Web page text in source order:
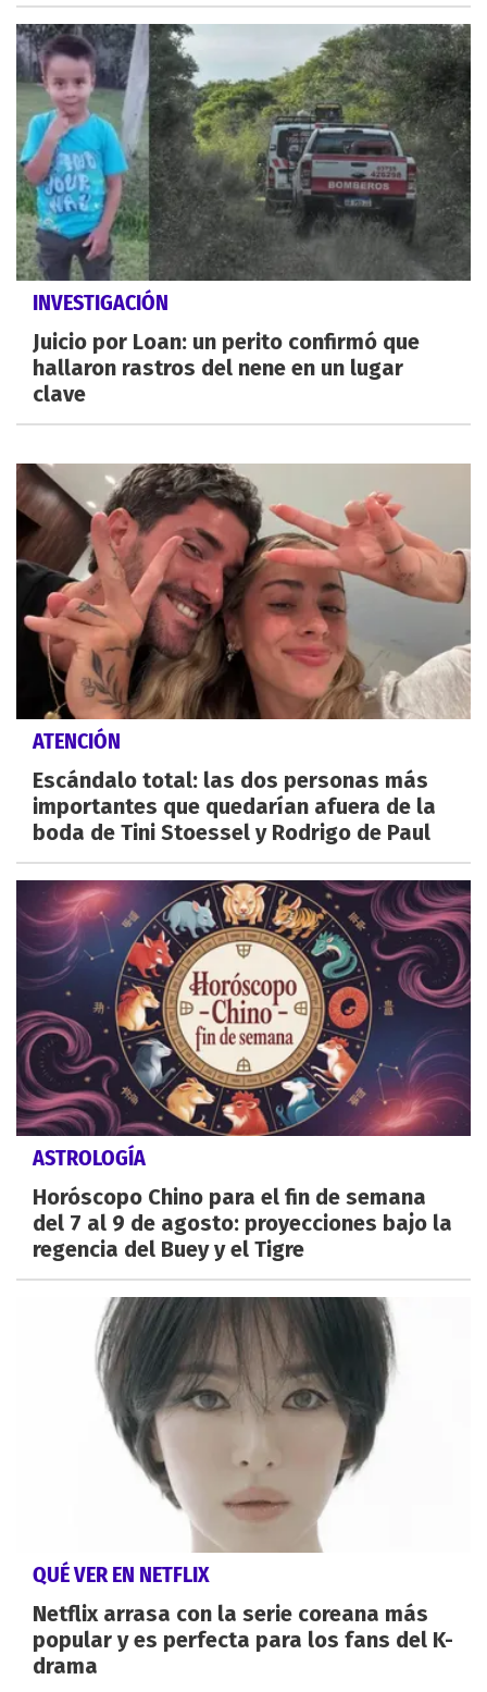
INVESTIGACIÓN
Juicio por Loan: un perito confirmó que
hallaron rastros del nene en un lugar
clave
ATENCIÓN
Escándalo total: las dos personas más
importantes que quedarían afuera de la
boda de Tini Stoessel y Rodrigo de Paul
ASTROLOGÍA
Horóscopo Chino para el fin de semana
del 7 al 9 de agosto: proyecciones bajo la
regencia del Buey y el Tigre
QUÉ VER EN NETFLIX
Netflix arrasa con la serie coreana más
popular y es perfecta para los fans del K-
drama